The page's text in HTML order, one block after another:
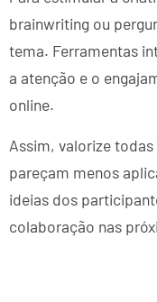
brainwriting ou
tema. Ferramentas
a atenção e o
online.
Assim, valorize
pareçam menos
ideias dos
colaboração nas